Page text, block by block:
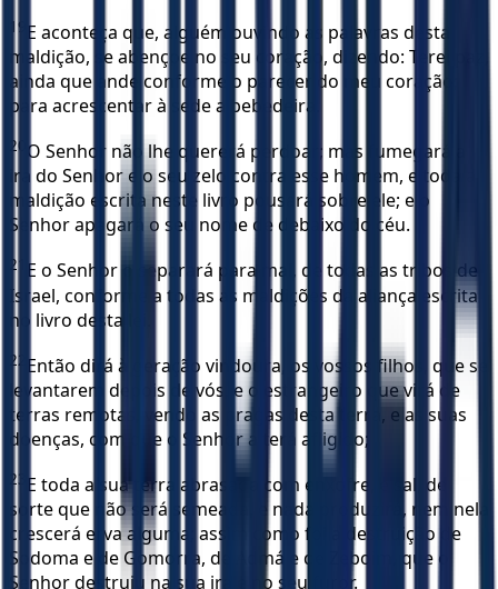
19 E aconteça que, alguém ouvindo as palavras desta
maldição, se abençoe no seu coração, dizendo: Terei paz,
ainda que ande conforme o parecer do meu coração;
para acrescentar à sede a bebedeira.
20 O Senhor não lhe quererá perdoar; mas fumegará a
ira do Senhor e o seu zelo contra esse homem, e toda a
maldição escrita neste livro pousará sobre ele; e o
Senhor apagará o seu nome de debaixo do céu.
21
E o Senhor o separará para mal, de todas as tribos de
Israel, conforme a todas as maldições da aliança escrita
no livro desta lei.
22 Então dirá à geração vindoura, os vossos filhos, que se
levantarem depois de vós, e o estrangeiro que virá de
terras remotas, vendo as pragas desta terra, e as suas
doenças, com que o Senhor a terá afligido;
23 E toda a sua terra abrasada com enxofre, e sal, de
sorte que não será semeada, e nada produzirá, nem nela
crescerá erva alguma; assim como foi a destruição de
Sodoma e de Gomorra, de Admá e de Zeboim, que o
Senhor destruiu na sua ira e no seu furor.